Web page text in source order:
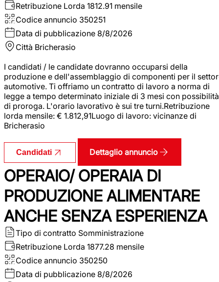
Retribuzione Lorda 1812.91 mensile
Codice annuncio 350251
Data di pubblicazione 8/8/2026
Città Bricherasio
I candidati / le candidate dovranno occuparsi della
produzione e dell'assemblaggio di componenti per il
automotive. Ti offriamo un contratto di lavoro a norma di
legge a tempo determinato iniziale di 3 mesi con possibilità
di proroga. L'orario lavorativo è sui tre turni.Retribuzione
lorda mensile: € 1.812,91Luogo di lavoro: vicinanze di
Bricherasio
Candidati Dettaglio annuncio
OPERAIO/ OPERAIA DI
PRODUZIONE ALIMENTARE
ANCHE SENZA ESPERIENZA
Tipo di contratto Somministrazione
Retribuzione Lorda 1877.28 mensile
Codice annuncio 350250
Data di pubblicazione 8/8/2026